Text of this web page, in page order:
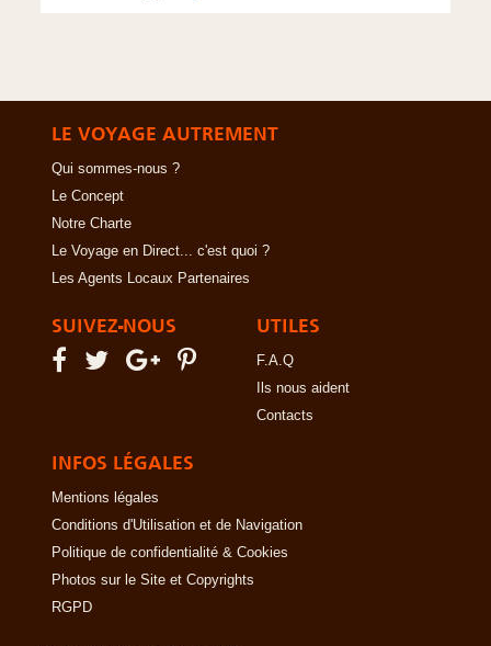
LE VOYAGE AUTREMENT
Qui sommes-nous ?
Le Concept
Notre Charte
Le Voyage en Direct... c'est quoi ?
Les Agents Locaux Partenaires
SUIVEZ-NOUS UTILES
F.A.Q
Ils nous aident
Contacts
INFOS LÉGALES
Mentions légales
Conditions d'Utilisation et de Navigation
Politique de confidentialité & Cookies
Photos sur le Site et Copyrights
RGPD